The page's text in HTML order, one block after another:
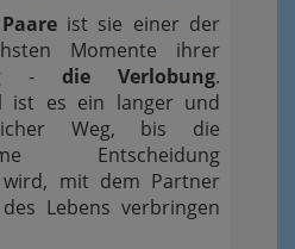
ist sie einer der
Momente ihrer
- die Verlobung.
ist es ein langer und
Weg, bis die
Entscheidung
mit dem Partner
Lebens verbringen